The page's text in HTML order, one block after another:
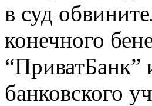
в суд
конечного
банковского